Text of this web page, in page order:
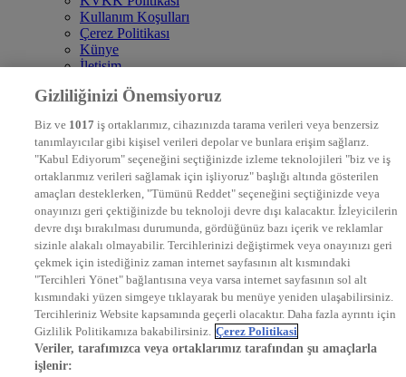
Kullanım Koşulları
Çerez Politikası
Künye
İletişim
DYG Televizyonlar
STAR
EURO STAR
KRAL POP TV
DYG Radyolar
NTV RADYO
KRAL FM
KRAL POP
EKSEN
VOYAGE
DYG Dijital
ntv.com.tr
ntvspor.net
secim.ntv.com.tr
startv.com.tr
kralmuzik.com.tr
Gizliliğinizi Önemsiyoruz
Biz ve 1017 iş ortaklarımız, cihazınızda tarama verileri veya benzersiz
tanımlayıcılar gibi kişisel verileri depolar ve bunlara erişim sağlarız.
"Kabul Ediyorum" seçeneğini seçtiğinizde izleme teknolojileri "biz ve iş
ortaklarımız verileri sağlamak için işliyoruz" başlığı altında gösterilen
amaçları desteklerken, "Tümünü Reddet" seçeneğini seçtiğinizde veya
onayınızı geri çektiğinizde bu teknoloji devre dışı kalacaktır. İzleyicilerin
devre dışı bırakılması durumunda, gördüğünüz bazı içerik ve reklamlar
sizinle alakalı olmayabilir. Tercihlerinizi değiştirmek veya onayınızı geri
çekmek için istediğiniz zaman internet sayfasının alt kısmındaki
"Tercihleri Yönet" bağlantısına veya varsa internet sayfasının sol alt
kısmındaki yüzen simgeye tıklayarak bu menüye yeniden ulaşabilirsiniz.
Tercihleriniz Website kapsamında geçerli olacaktır. Daha fazla ayrıntı için
Gizlilik Politikamıza bakabilirsiniz. Çerez Politikasi
Veriler, tarafımızca veya ortaklarımız tarafından şu amaçlarla
işlenir: